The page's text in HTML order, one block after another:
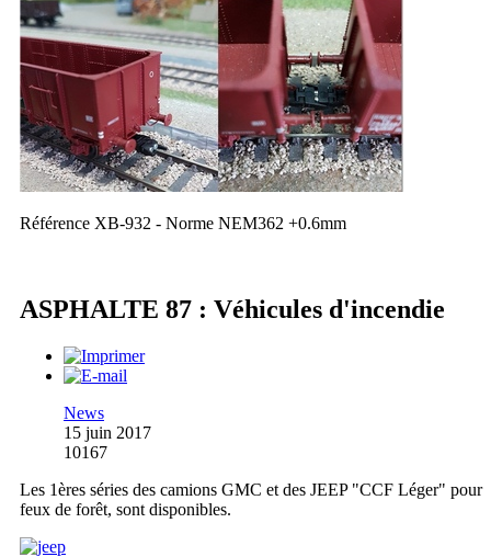
Référence XB-932 - Norme NEM362 +0.6mm
ASPHALTE 87 : Véhicules d'incendie
News
15 juin 2017
10167
Les 1ères séries des camions GMC et des JEEP "CCF Léger" pour
feux de forêt, sont disponibles.